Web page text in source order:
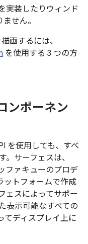
実装したりウィンド
せん。
画するには、
を使用する 3 つの方
ンポーネン
を使用しても、すべ
サーフェスは、
ファキューのプロデ
ットフォームで作成
ェスによってサポー
表示可能なすべての
てディスプレイ上に